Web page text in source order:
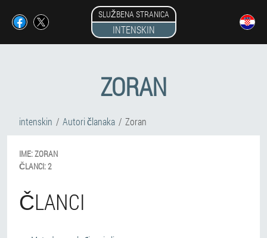
SLUŽBENA STRANICA
INTENSKIN
ZORAN
intenskin Autori članaka Zoran
IME:ZORAN
ČLANCI:2
ČLANCI